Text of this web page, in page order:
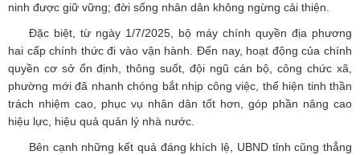
ninh được giữ vững; đời sống nhân dân không ngừng cải thiện.
Đặc biệt, từ ngày 1/7/2025, bộ máy chính quyền địa phương
hai cấp chính thức đi vào vận hành. Đến nay, hoạt động của chính
quyền cơ sở ổn định, thông suốt, đội ngũ cán bộ, công chức xã,
phường mới đã nhanh chóng bắt nhịp công việc, thể hiện tinh thần
trách nhiệm cao, phục vụ nhân dân tốt hơn, góp phần nâng cao
hiệu lực, hiệu quả quản lý nhà nước.
Bên cạnh những kết quả đáng khích lệ, UBND tỉnh cũng thẳng